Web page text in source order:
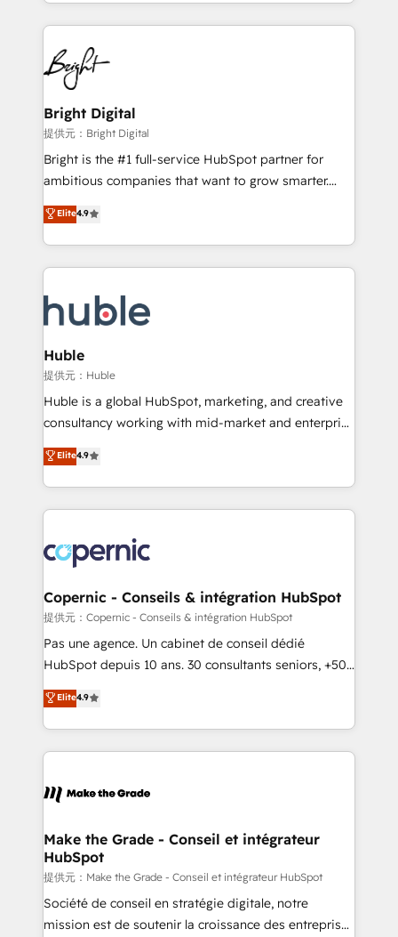
HubSpot COS Performance Award 🏆2014 HubSpot
COS Design Award 🏆2013 HubSpot Marketplace
Partner 📆Founded in 1997
automation, integration, and AI innovation to deliver
lasting impact. We specialize in: • Turnkey and end-
to-end HubSpot implementations • Onboarding for
Sales, Service, Marketing & Content Hubs • AI voice
and chat agents, predictive automation, and smart
workflows • Salesforce + HubSpot integration •
Website design and CMS development • ERP
integration: SAP, NetSuite, Microsoft Dynamics, … •
platform • Client/member portals built on HubSpot •
CaterSuite for the catering industry • Custom and
WooCommerce, BuilderTrend, and more Experience
the difference — reach out to see how AI + HubSpot
Bright Digital
提供元：Bright Digital
Bright is the #1 full-service HubSpot partner for
ambitious companies that want to grow smarter.
From HubSpot onboarding, to training, from
developing a new website to lead generation and
digital marketing; we do it all (and with great
results)! In short, our services include: - HubSpot
HubSpot development: websites, custom modules,
integrations - Marketing & sales solutions: digital
marketing, advertising, campaigns, content and
design We connect people, data and technology to
improve customer experiences. With our bright
people, exciting ideas and can-do mentality, we
your challenge; our passionate and growth driven
team of 100+ experts is ready for you! Driving digital
Elite4.9
Huble
提供元：Huble
Huble is a global HubSpot, marketing, and creative
consultancy working with mid-market and enterprise
businesses. We go beyond implementation, shaping
the strategy, processes, and teams that turn
HubSpot into a genuine growth engine. Named
HubSpot's Global Partner of the Year in 2024,
worldwide, and with over 15 years in the ecosystem,
Huble has built a track record that speaks for itself.
One company, one operating model, delivering
across offices and consulting teams in the UK, USA,
Canada, Germany, France, Belgium, Singapore, and
South Africa. Certified compliant with ISO/IEC
international offices and 175+ employees.
Elite4.9
Copernic - Conseils & intégration HubSpot
提供元：Copernic - Conseils & intégration HubSpot
Pas une agence. Un cabinet de conseil dédié
HubSpot depuis 10 ans. 30 consultants seniors, +500
clients, un ROI mesurable. Notre mission : faire de
HubSpot un vrai levier de performance pour votre
organisation. Cela passe par la compréhension de
vos processus, la fiabilisation de vos données et
la plateforme. Nos domaines d'intervention : -
& reprise de données - Stratégie RevOps &
alignement Marketing / Sales - Data, reporting &
tableaux de bord - Onboarding, audit &
optimisation - Intégrations métiers (ERP, téléphonie,
e-commerce) - Formation & accompagnement au
Elite4.9
Make the Grade - Conseil et intégrateur
HubSpot
提供元：Make the Grade - Conseil et intégrateur HubSpot
Société de conseil en stratégie digitale, notre
mission est de soutenir la croissance des entreprises